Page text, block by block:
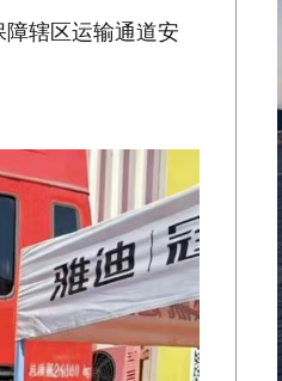
辖区运输通道安